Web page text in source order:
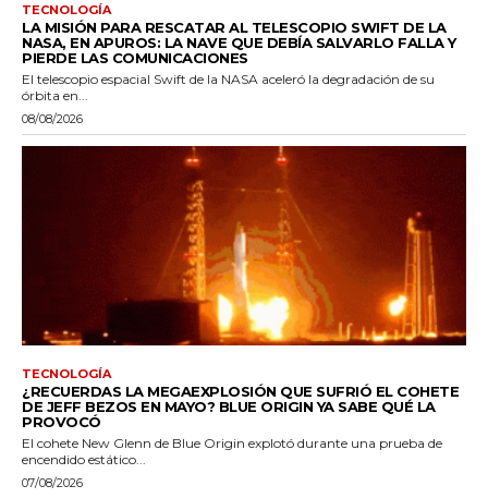
TECNOLOGÍA
LA MISIÓN PARA RESCATAR AL TELESCOPIO SWIFT DE LA
NASA, EN APUROS: LA NAVE QUE DEBÍA SALVARLO FALLA Y
PIERDE LAS COMUNICACIONES
El telescopio espacial Swift de la NASA aceleró la degradación de su
órbita en...
08/08/2026
TECNOLOGÍA
¿RECUERDAS LA MEGAEXPLOSIÓN QUE SUFRIÓ EL COHETE
DE JEFF BEZOS EN MAYO? BLUE ORIGIN YA SABE QUÉ LA
PROVOCÓ
El cohete New Glenn de Blue Origin explotó durante una prueba de
encendido estático...
07/08/2026